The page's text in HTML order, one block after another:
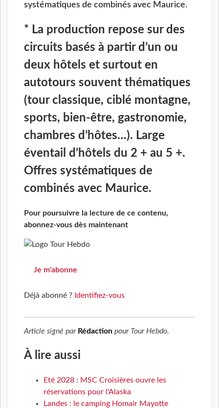
systématiques de combinés avec Maurice.
* La production repose sur des
circuits basés à partir d’un ou
deux hôtels et surtout en
autotours souvent thématiques
(tour classique, ciblé montagne,
sports, bien-être, gastronomie,
chambres d’hôtes…). Large
éventail d’hôtels du 2 + au 5 +.
Offres systématiques de
combinés avec Maurice.
Pour poursuivre la lecture de ce contenu,
abonnez-vous dès maintenant
Je m'abonne
Déjà abonné ? Identifiez-vous
Article signé par Rédaction pour Tour Hebdo.
À lire aussi
Eté 2028 : MSC Croisières ouvre les
réservations pour l'Alaska
Landes : le camping Homair Mayotte